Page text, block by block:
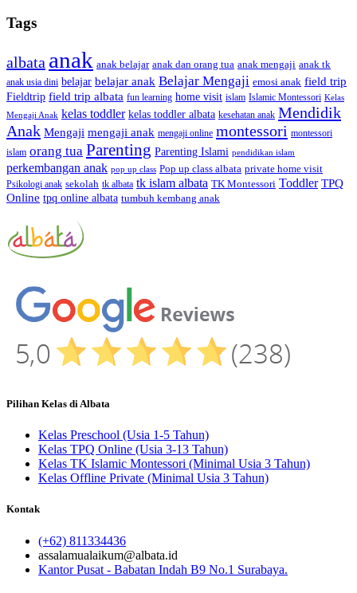
Tags
albata anak anak belajar anak dan orang tua anak mengaji anak tk
anak usia dini belajar belajar anak Belajar Mengaji emosi anak field trip
Fieldtrip field trip albata fun learning home visit islam Islamic Montessori Kelas
Mengaji Anak kelas toddler kelas toddler albata kesehatan anak Mendidik
Anak Mengaji mengaji anak mengaji online montessori montessori
islam orang tua Parenting Parenting Islami pendidikan islam
perkembangan anak pop up class Pop up class albata private home visit
Psikologi anak sekolah tk albata tk islam albata TK Montessori Toddler TPQ
Online tpq online albata tumbuh kembang anak
Pilihan Kelas di Albata
Kelas Preschool (Usia 1-5 Tahun)
Kelas TPQ Online (Usia 3-13 Tahun)
Kelas TK Islamic Montessori (Minimal Usia 3 Tahun)
Kelas Offline Private (Minimal Usia 3 Tahun)
Kontak
(+62) 811334436
assalamualaikum@albata.id
Kantor Pusat - Babatan Indah B9 No.1 Surabaya.